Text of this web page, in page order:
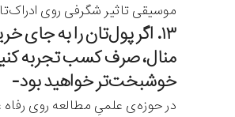
موسیقی تاثیر شگرفی روی
۱۳. اگر پول‌تان را به جای
منال، صرف کسب تجربه
خوشبخت‌تر خواهید بود-
در حوزه‌ی علمیِ مطالعه روی